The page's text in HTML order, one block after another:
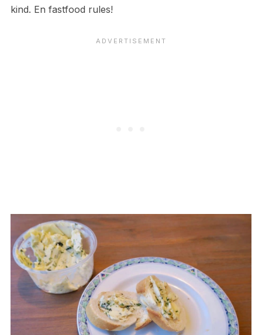
kind. En fastfood rules!